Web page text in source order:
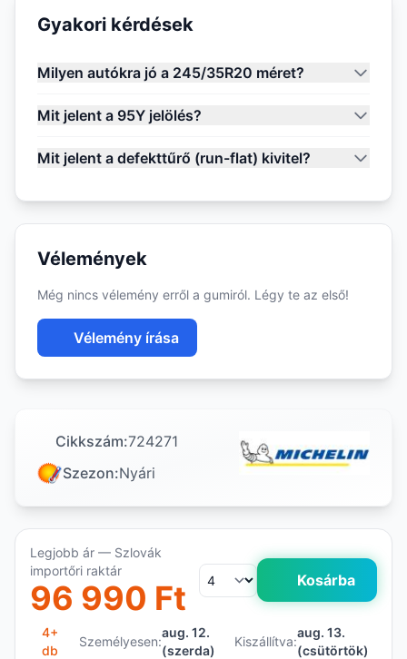
Gyakori kérdések
Milyen autókra jó a 245/35R20 méret?
Mit jelent a 95Y jelölés?
Mit jelent a defekttűrő (run-flat) kivitel?
Vélemények
Még nincs vélemény erről a gumiról. Légy te az első!
Vélemény írása
Cikkszám:724271
Szezon:Nyári
Legjobb ár — Szlovák
importőri raktár
96 990 Ft Kosárba
4+
db
Személyesen:
aug. 12.
(szerda)
Kiszállítva:
aug. 13.
(csütörtök)